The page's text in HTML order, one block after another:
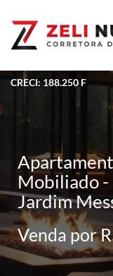
CRECI: 188.250 F
Mobiliado -
Jardim
Venda por